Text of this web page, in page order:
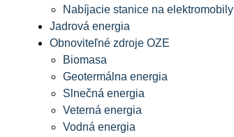
Nabíjacie stanice na elektromobily
Jadrová energia
Obnoviteľné zdroje OZE
Biomasa
Geotermálna energia
Slnečná energia
Veterná energia
Vodná energia